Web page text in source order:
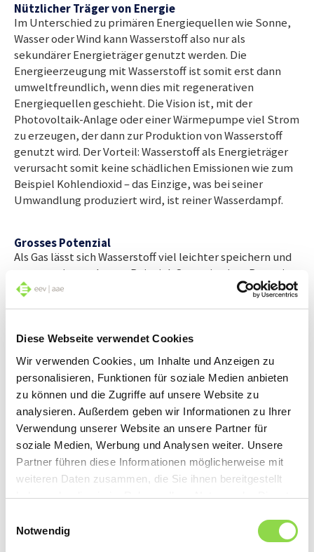
Diese Webseite verwendet Cookies
Wir verwenden Cookies, um Inhalte und Anzeigen zu
personalisieren, Funktionen für soziale Medien anbieten
zu können und die Zugriffe auf unsere Website zu
analysieren. Außerdem geben wir Informationen zu Ihrer
Verwendung unserer Website an unsere Partner für
soziale Medien, Werbung und Analysen weiter. Unsere
Partner führen diese Informationen möglicherweise mit
weiteren Daten zusammen, die Sie ihnen bereitgestellt
haben oder die sie im Rahmen Ihrer Nutzung der Dienste
Notwendig
Nützlicher Träger von Energie
Im Unterschied zu primären Energiequellen wie Sonne,
Wasser oder Wind kann Wasserstoff also nur als
sekundärer Energieträger genutzt werden. Die
Energieerzeugung mit Wasserstoff ist somit erst dann
umweltfreundlich, wenn dies mit regenerativen
Energiequellen geschieht. Die Vision ist, mit der
Photovoltaik-Anlage oder einer Wärmepumpe viel Strom
zu erzeugen, der dann zur Produktion von Wasserstoff
genutzt wird. Der Vorteil: Wasserstoff als Energieträger
verursacht somit keine schädlichen Emissionen wie zum
Beispiel Kohlendioxid – das Einzige, was bei seiner
Umwandlung produziert wird, ist reiner Wasserdampf.
Grosses Potenzial
Als Gas lässt sich Wasserstoff viel leichter speichern und
transportieren als zum Beispiel Strom in einer Batterie.
Forschungsprojekte zeigen auf, wie Energiespeicherung
in Zukunft funktionieren könnte: Im Keller steht der
Einzelteile zerlegt. Wird nun von der Photovoltaikanlage
auf dem Dach überschüssiger Strom produziert, treibt
dieser die Zerlegung an und es entsteht synthetischer
Wasserstoff. Dieser lässt sich in grossen Mengen in so
genannten Wasserstoffflaschen speichern und nach
Bedarf als Energieträger verwenden – sei es, um
Haushalte zu versorgen oder um Elektroautos
anzutreiben.
immer nicht besser genutzt wird, scheint eine
Kostenfrage zu sein. Denn rein ökonomisch gesehen ist